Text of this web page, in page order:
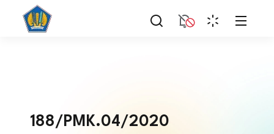
188/PMK.04/2020